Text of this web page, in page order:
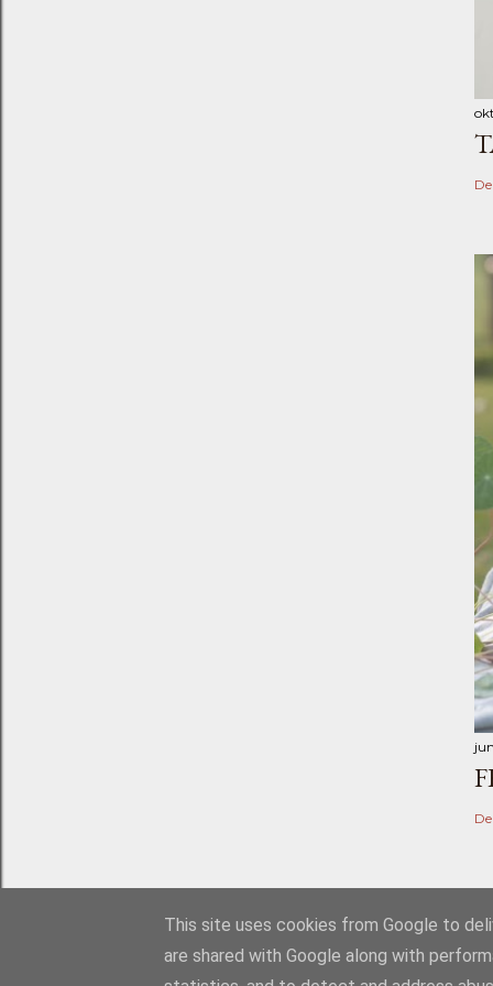
This site uses cookies from Google to
are shared with Google along with